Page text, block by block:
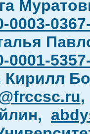
0003-
0001-
Кирилл